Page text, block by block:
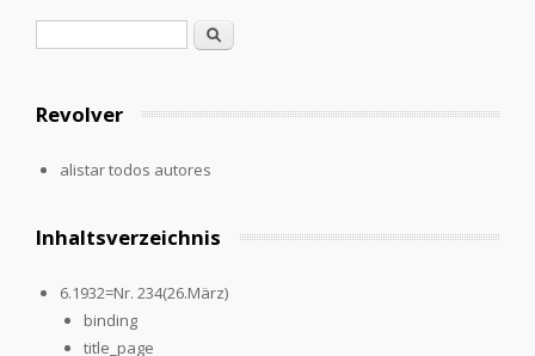
Formulario de búsqueda
Buscar
Revolver
alistar todos autores
Inhaltsverzeichnis
6.1932=Nr. 234(26.März)
binding
title_page